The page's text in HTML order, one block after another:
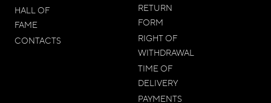
HALL OF
FAME
CONTACTS
RETURN
FORM
RIGHT OF
WITHDRAWAL
TIME OF
DELIVERY
PAYMENTS